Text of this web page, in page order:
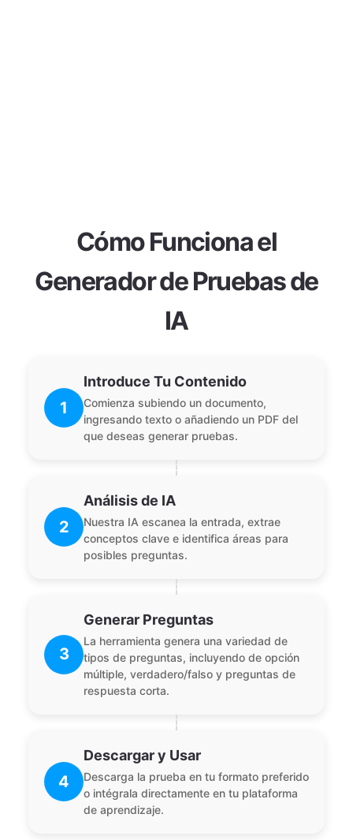
Cómo Funciona el
Generador de Pruebas de
IA
1
Introduce Tu Contenido
Comienza subiendo un documento,
ingresando texto o añadiendo un PDF del
que deseas generar pruebas.
2
Análisis de IA
Nuestra IA escanea la entrada, extrae
conceptos clave e identifica áreas para
posibles preguntas.
3
Generar Preguntas
La herramienta genera una variedad de
tipos de preguntas, incluyendo de opción
múltiple, verdadero/falso y preguntas de
respuesta corta.
4
Descargar y Usar
Descarga la prueba en tu formato preferido
o intégrala directamente en tu plataforma
de aprendizaje.